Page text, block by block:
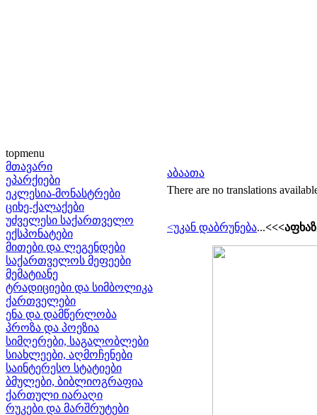
topmenu
მთავარი
ეპარქიები
ეკლესია-მონასტრები
ციხე-ქალაქები
უძველესი საქართველო
ექსპონატები
მითები და ლეგენდები
საქართველოს მეფეები
მემატიანე
ტრადიციები და სიმბოლიკა
ქართველები
ენა და დამწერლობა
პროზა და პოეზია
სიმღერები, საგალობლები
სიახლეები, აღმოჩენები
საინტერესო სტატიები
ბმულები, ბიბლიოგრაფია
ქართული იარაღი
რუკები და მარშრუტები
აბაათა
There are no translations
<უკან დაბრუნება...